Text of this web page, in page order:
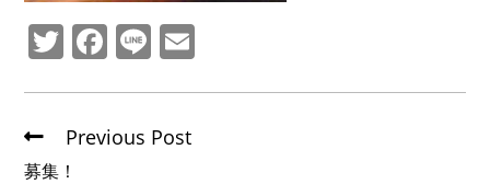
T
w
er
F
a
e
Li
n
Previous Post
募集！